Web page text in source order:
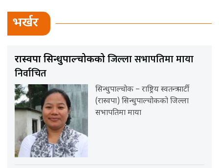
भर्खर
रास्वपा सिन्धुपाल्चोककोजिल्ला सभापतिमा माया
निर्वाचित
सिन्धुपाल्चोक – राष्ट्रिय स्वतन्त्र पार्टी
(रास्वपा) सिन्धुपाल्चोकको जिल्ला
सभापतिमा माया